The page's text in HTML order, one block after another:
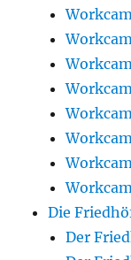
Die
Der